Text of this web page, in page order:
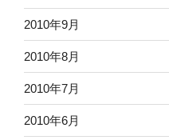
2010年9月
2010年8月
2010年7月
2010年6月